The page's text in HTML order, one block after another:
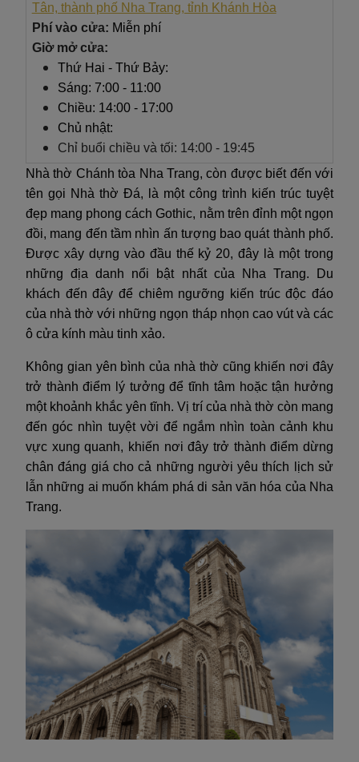
Tân, thành phố Nha Trang, tỉnh Khánh Hòa
Phí vào cửa: Miễn phí
Giờ mở cửa:
Thứ Hai - Thứ Bảy:
Sáng: 7:00 - 11:00
Chiều: 14:00 - 17:00
Chủ nhật:
Chỉ buổi chiều và tối: 14:00 - 19:45
Nhà thờ Chánh tòa Nha Trang, còn được biết đến với
tên gọi Nhà thờ Đá, là một công trình kiến trúc tuyệt
đẹp mang phong cách Gothic, nằm trên đỉnh một ngọn
đồi, mang đến tầm nhìn ấn tượng bao quát thành phố.
Được xây dựng vào đầu thế kỷ 20, đây là một trong
những địa danh nổi bật nhất của Nha Trang. Du
khách đến đây để chiêm ngưỡng kiến trúc độc đáo
của nhà thờ với những ngọn tháp nhọn cao vút và các
ô cửa kính màu tinh xảo.
Không gian yên bình của nhà thờ cũng khiến nơi đây
trở thành điểm lý tưởng để tĩnh tâm hoặc tận hưởng
một khoảnh khắc yên tĩnh. Vị trí của nhà thờ còn mang
đến góc nhìn tuyệt vời để ngắm nhìn toàn cảnh khu
vực xung quanh, khiến nơi đây trở thành điểm dừng
chân đáng giá cho cả những người yêu thích lịch sử
lẫn những ai muốn khám phá di sản văn hóa của Nha
Trang.